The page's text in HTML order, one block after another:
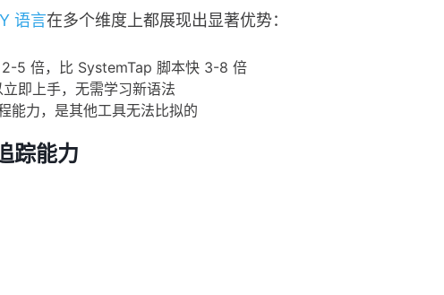
Y 语言在多个维度上都展现出显著优势：
5 倍，比 SystemTap 脚本快 3-8 倍
即上手，无需学习新语法
能力，是其他工具无法比拟的
踪能力